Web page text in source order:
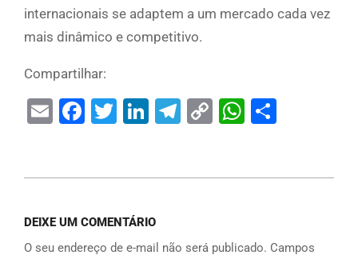
internacionais se adaptem a um mercado cada vez
mais dinâmico e competitivo.
Compartilhar:
EmailFacebook
Twitter
LinkedIn
Telegram
Copy
DEIXE UM COMENTÁRIO
O seu endereço de e-mail não será publicado. Campos